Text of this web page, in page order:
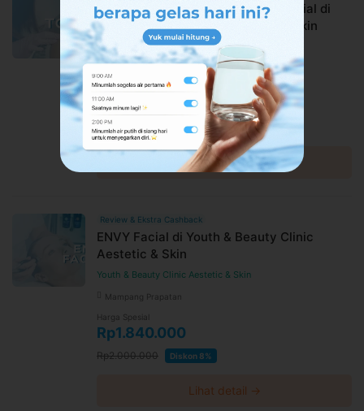
Gold Toning Laser + Free Aqua Facial di
Youth & Beauty Clinic Aestetic & Skin
Youth & Beauty Clinic Aestetic & Skin
Harga Spesial
Rp2.760.000
Rp3.000.000 Diskon 8%
Lihat detail →
Review & Ekstra Cashback
ENVY Facial di Youth & Beauty Clinic
Aestetic & Skin
Youth & Beauty Clinic Aestetic & Skin
Mampang Prapatan
Harga Spesial
Rp1.840.000
Rp2.000.000 Diskon 8%
Lihat detail →